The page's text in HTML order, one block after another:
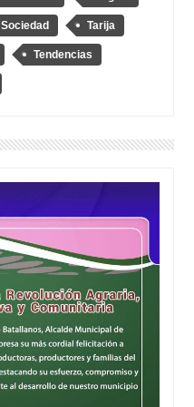
Sociedad Tarija
Tendencias